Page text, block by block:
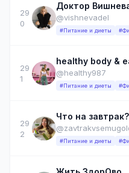
29
0
@vishnevadel
#Питание и диеты
29
1
healthy body &
@healthy987
#Питание и диеты
29
2
Что на завтрак?
#Питание и диеты